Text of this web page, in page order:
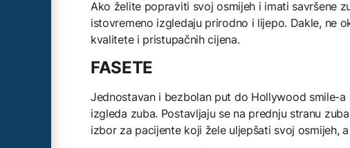
Ako želite popraviti svoj osmijeh i imati savršene
istovremeno izgledaju prirodno i lijepo. Dakle, ne
kvalitete i pristupačnih cijena.
FASETE
Jednostavan i bezbolan put do Hollywood smile-
izgleda zuba. Postavljaju se na prednju stranu
izbor za pacijente koji žele uljepšati svoj osmijeh,